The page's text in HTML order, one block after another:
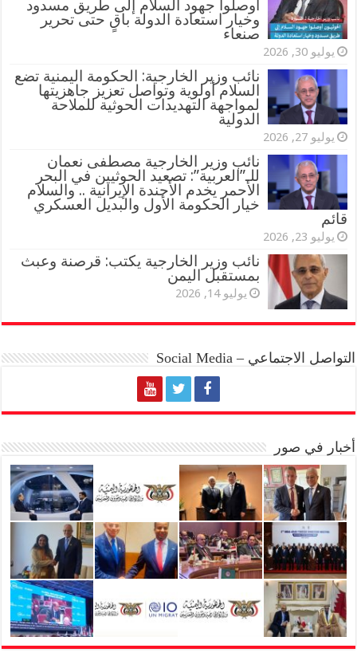
أوصلوا جهود السلام إلى طريق مسدود
وخيار استعادة الدولة باقٍ حتى تحرير
صنعاء
يوليو 30, 2026
نائب وزير الخارجية: الحكومة اليمنية تضع
السلام أولوية وتواصل تعزيز جاهزيتها
لمواجهة التهديدات الحوثية للملاحة
الدولية
يوليو 27, 2026
نائب وزير الخارجية مصطفى نعمان
للـ”العربية”: تصعيد الحوثيين في البحر
الأحمر يخدم الأجندة الإيرانية .. والسلام
خيار الحكومة الأول والبديل العسكري
قائم
يوليو 23, 2026
نائب وزير الخارجية يكتب: قرصنة وعبث
بمستقبل اليمن
يوليو 14, 2026
التواصل الاجتماعي – Social Media
أخبار في صور